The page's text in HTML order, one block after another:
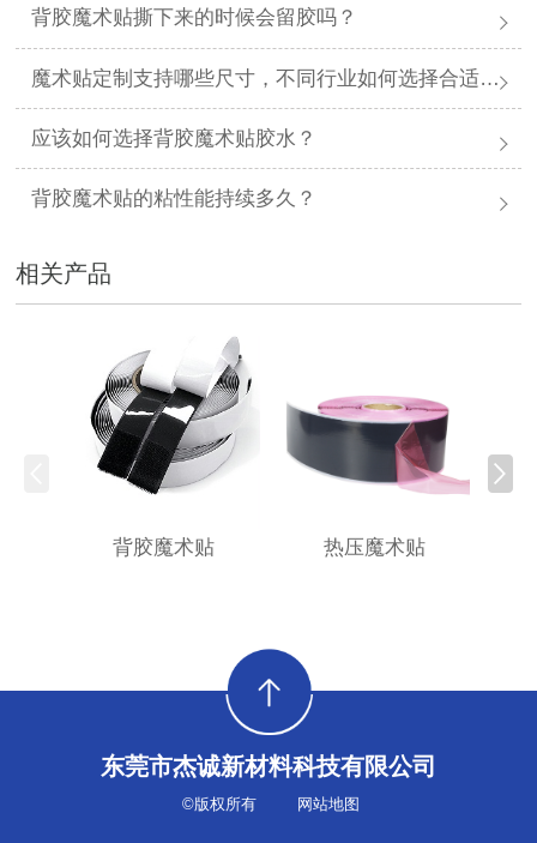
背胶魔术贴撕下来的时候会留胶吗？
魔术贴定制支持哪些尺寸，不同行业如何选择合适规格？
应该如何选择背胶魔术贴胶水？
背胶魔术贴的粘性能持续多久？
相关产品
背胶魔术贴 热压魔术贴
东莞市杰诚新材料科技有限公司
©版权所有 网站地图